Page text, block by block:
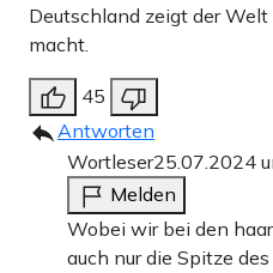
Deutschland zeigt der
macht.
45
Antworten
Wortleser25.07.2024
Melden
Wobei wir bei den
auch nur die Spitze